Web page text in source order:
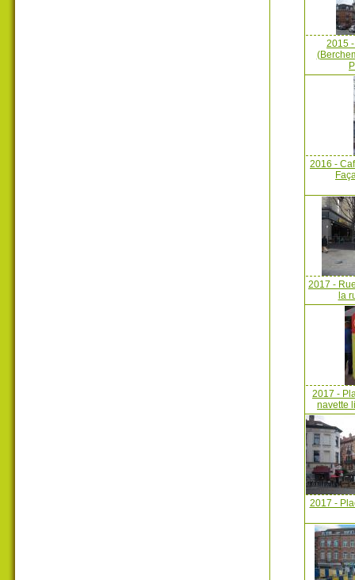
2015
2016 -
2017 -
la
2017 -
navette
2017 -